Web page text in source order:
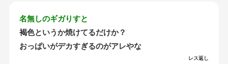
名無しのギガりすと
褐色というか焼けてるだけか？
おっぱいがデカすぎるのがアレやな
レス返し